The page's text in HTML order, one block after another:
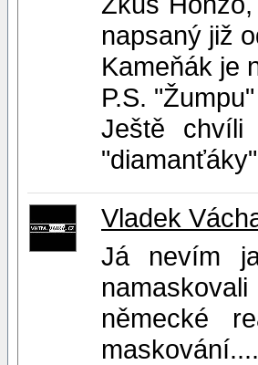
napsaný již
Kameňák je
P.S.
Ještě
Vladek
Já nevím
německé